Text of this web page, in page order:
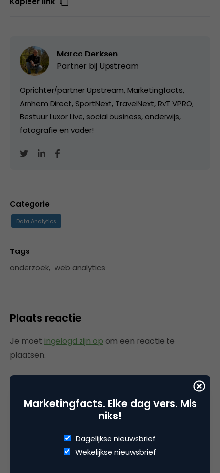
Marco Derksen
Partner bij Upstream
Oprichter/partner Upstream, Marketingfacts,
Arnhem Direct, SportNext, TravelNext, RvT VPRO,
Bestuur Luxor Live, social business, onderwijs,
fotografie en vader!
Categorie
Data Analytics
Tags
onderzoek, web analytics
Plaats reactie
Je moet ingelogd zijn op om een reactie te
plaatsen.
Gerelateerde artikelen
Gemeten en bewezen: zo
onderbouwt data pDOOH als
performancekanaal
Marketingfacts. Elke dag vers. Mis
niks!
Dagelijkse nieuwsbrief
Wekelijkse nieuwsbrief